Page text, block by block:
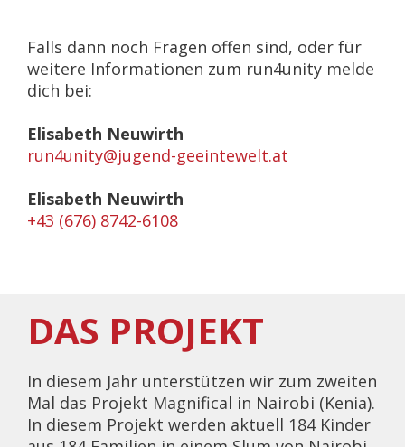
Falls dann noch Fragen offen sind, oder für
weitere Informationen zum run4unity melde
dich bei:
Elisabeth Neuwirth
run4unity@jugend-geeintewelt.at
Elisabeth Neuwirth
+43 (676) 8742-6108
DAS PROJEKT
In diesem Jahr unterstützen wir zum zweiten
Mal das Projekt Magnifical in Nairobi (Kenia).
In diesem Projekt werden aktuell 184 Kinder